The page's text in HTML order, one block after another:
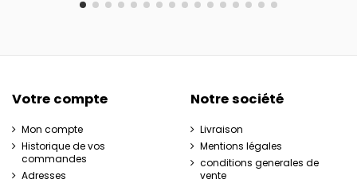
Votre compte
Mon compte
Historique de vos
commandes
Adresses
Notre société
Livraison
Mentions légales
conditions generales de
vente